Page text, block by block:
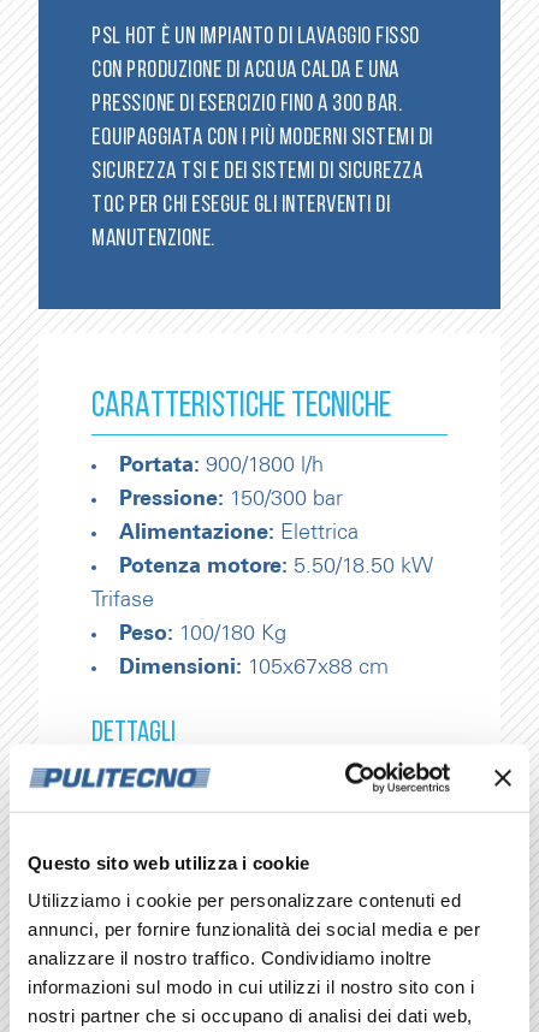
Questo sito web utilizza i cookie
Utilizziamo i cookie per personalizzare contenuti ed
annunci, per fornire funzionalità dei social media e per
analizzare il nostro traffico. Condividiamo inoltre
informazioni sul modo in cui utilizzi il nostro sito con i
nostri partner che si occupano di analisi dei dati web,
PSL HOT È UN IMPIANTO DI LAVAGGIO FISSO
CON PRODUZIONE DI ACQUA CALDA E UNA
PRESSIONE DI ESERCIZIO FINO A 300 BAR.
EQUIPAGGIATA CON I PIÙ MODERNI SISTEMI DI
SICUREZZA TSI E DEI SISTEMI DI SICUREZZA
TQC PER CHI ESEGUE GLI INTERVENTI DI
MANUTENZIONE.
CARATTERISTICHE TECNICHE
Portata: 900/1800 l/h
Pressione: 150/300 bar
Alimentazione: Elettrica
Potenza motore: 5.50/18.50 kW
Trifase
Peso: 100/180 Kg
Dimensioni: 105x67x88 cm
DETTAGLI
Scocca inox 304
Telaio in acciaio INOX 304
Quadro comandi indipendenti 24
gasolio, acqua e TSI
Cavo elettrico 5 mt
Pompa con 3 pistoni in ceramica,
sistema biella/manovella e testata in